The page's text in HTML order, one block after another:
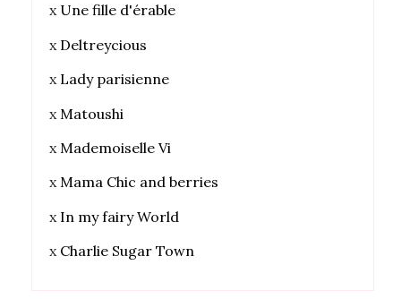
x Une fille d'érable
x Deltreycious
x Lady parisienne
x Matoushi
xMademoiselle Vi
xMama Chic and berries
x In my fairy World
x Charlie Sugar Town